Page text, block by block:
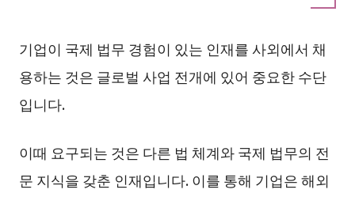
기업이 국제 법무 경험이 있는 인재를 사외에서 채
용하는 것은 글로벌 사업 전개에 있어 중요한 수단
입니다.
이때 요구되는 것은 다른 법 체계와 국제 법무의 전
문 지식을 갖춘 인재입니다. 이를 통해 기업은 해외